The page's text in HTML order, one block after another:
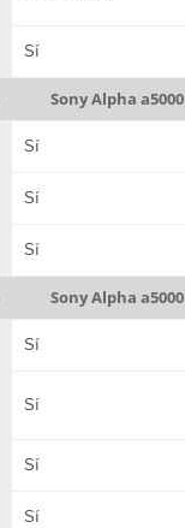
Sí
Sony Alpha a5000
Sí
Sí
Sí
Sony Alpha a5000
Sí
Sí
Sí
Sí